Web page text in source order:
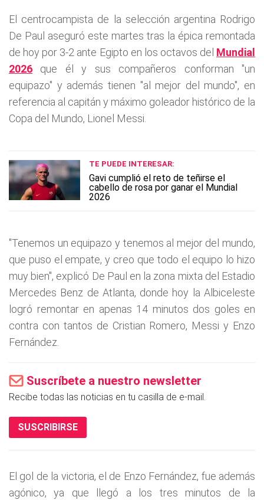
El centrocampista de la selección argentina Rodrigo
De Paul aseguró este martes tras la épica remontada
de hoy por 3-2 ante Egipto en los octavos del Mundial
2026 que él y sus compañeros conforman "un
equipazo" y además tienen "al mejor del mundo", en
referencia al capitán y máximo goleador histórico de la
Copa del Mundo, Lionel Messi.
TE PUEDE INTERESAR:
Gavi cumplió el reto de teñirse el
cabello de rosa por ganar el Mundial
2026
"Tenemos un equipazo y tenemos al mejor del mundo,
que puso el empate, y creo que todo el equipo lo hizo
muy bien", explicó De Paul en la zona mixta del Estadio
Mercedes Benz de Atlanta, donde hoy la Albiceleste
logró remontar en apenas 14 minutos dos goles en
contra con tantos de Cristian Romero, Messi y Enzo
Fernández.
Suscríbete a nuestro newsletter
Recibe todas las noticias en tu casilla de e-mail.
SUSCRIBIRSE
El gol de la victoria, el de Enzo Fernández, fue además
agónico, ya que llegó a los tres minutos de la